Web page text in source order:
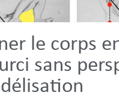
le corps
sans